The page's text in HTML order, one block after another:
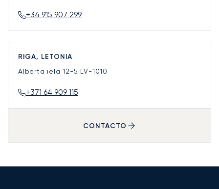
+34 915 907 299
RIGA, LETONIA
Alberta iela 12-5 LV-1010
+371 64 909 115
CONTACTO